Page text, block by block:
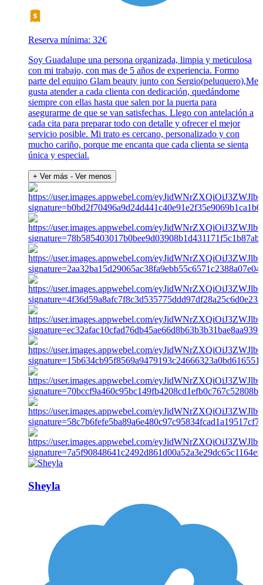
Reserva mínima: 32€
Soy Guadalupe una persona organizada, limpia y meticulosa
con mi trabajo, con mas de 5 años de experiencia. Formo
parte del equipo Glam beauty junto con Sergio(peluquero),Me
gusta atender a cada clienta con dedicación, quedándome
siempre con ellas hasta que salen por la puerta para
asegurarme de que se van satisfechas. Llego con antelación a
cada cita para preparar todo con detalle y ofrecer el mejor
servicio posible. Mi trato es cercano, personalizado y con
mucho cariño, porque me encanta que cada clienta se sienta
única y especial.
+ Ver más - Ver menos
Sheyla